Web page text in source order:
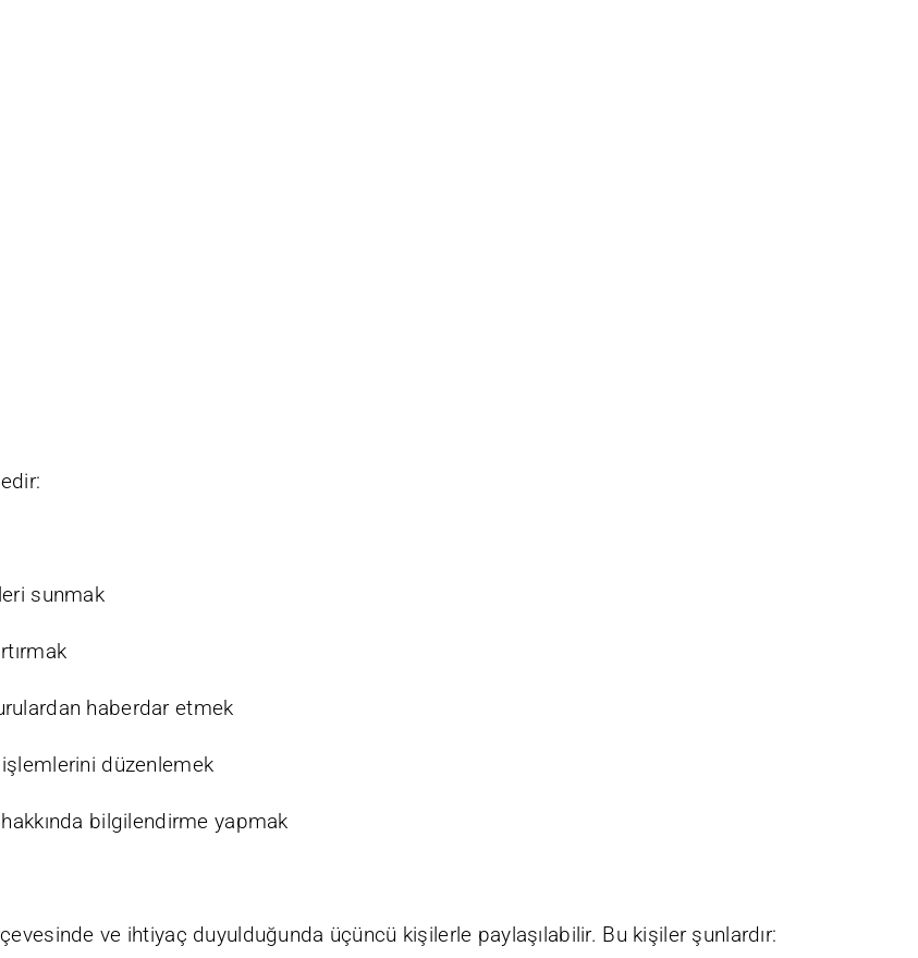
sunmak
haberdar etmek
düzenlemek
bilgilendirme yapmak
ve ihtiyaç duyulduğunda üçüncü kişilerle paylaşılabilir. Bu kişiler şunlardır: